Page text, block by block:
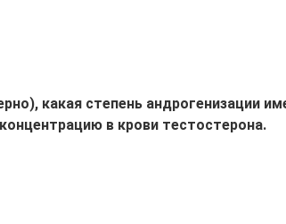
какая степень андрогенизации
в крови тестостерона.